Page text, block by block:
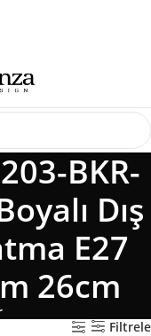
3 Taksit Fırsatı
BKR-
Dış
E27
26cm
Filtrele